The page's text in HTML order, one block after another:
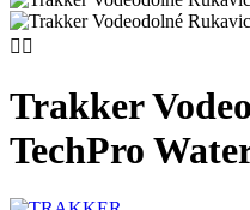
 
Trakker
TechPro